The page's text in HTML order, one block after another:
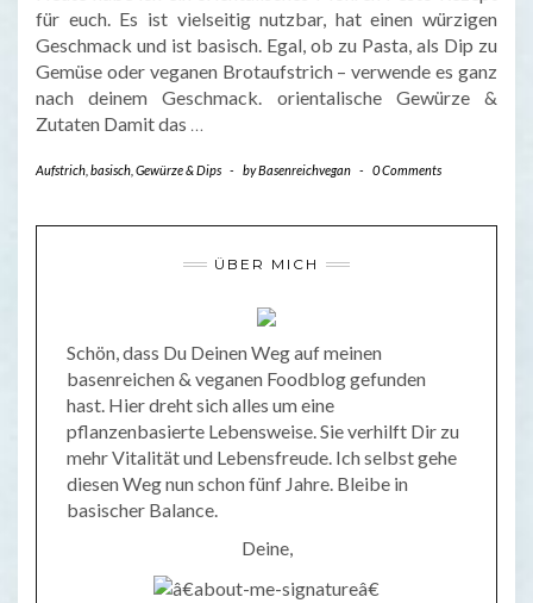
für euch. Es ist vielseitig nutzbar, hat einen würzigen
Geschmack und ist basisch. Egal, ob zu Pasta, als Dip zu
Gemüse oder veganen Brotaufstrich – verwende es ganz
nach deinem Geschmack. orientalische Gewürze &
Zutaten Damit das …
Aufstrich basisch Gewürze & Dips - byBasenreichvegan - 0 Comments
ÜBER MICH
Schön, dass Du Deinen Weg auf meinen
basenreichen & veganen Foodblog gefunden
hast. Hier dreht sich alles um eine
pflanzenbasierte Lebensweise. Sie verhilft Dir zu
mehr Vitalität und Lebensfreude. Ich selbst gehe
diesen Weg nun schon fünf Jahre. Bleibe in
basischer Balance.
Deine,